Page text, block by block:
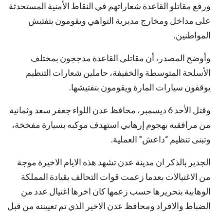
ورفع مقاتلو القاعدة شعاراتهم في النقاط الأمنية المستحدثة
على مداخل ومخارج مديرية التواهي ويقومون بتفتيش
المواطنين.
وأوضح المصدر، أن مقاتلي القاعدة مدججون بمختلف
الأسلحة المتوسطة والخفيفة، حاملين شعارات التنظيم
يوقفون سيارات المارة ويقومون بتفتيشها.
وقتل الأحد 6 ديسمبر، محافظ عدن اللواء جعفر سعد وثمانية
من مرافقيه بهجوم إرهابي استهدف موكبه بسيارة مفخخة،
وتبنى تنظيم “داعش” العملية.
الجدير بالذكر ان مدينة عدن تشهد هذه الايام الاخيرة موجة
من الاغتيالات بعدما زعمت قوات التحالف بقيادة المملكة
الوهابية بتحريرها حسب زعمها كان اخرها اغتيال عدد من
الضباط والافراد ومحافظ عدن الاخير الذي تم تعييننه من قبل